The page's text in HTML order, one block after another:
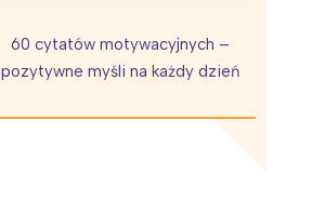
60 cytatów motywacyjnych –
pozytywne myśli na każdy dzień